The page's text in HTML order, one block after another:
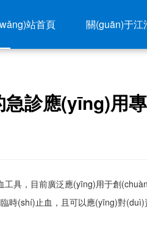
站首頁 關(guān)于江
診應(yīng)用
工具，目前廣泛應(yīng)用于
(shí)止血，且可以應(yīng)對(duì)